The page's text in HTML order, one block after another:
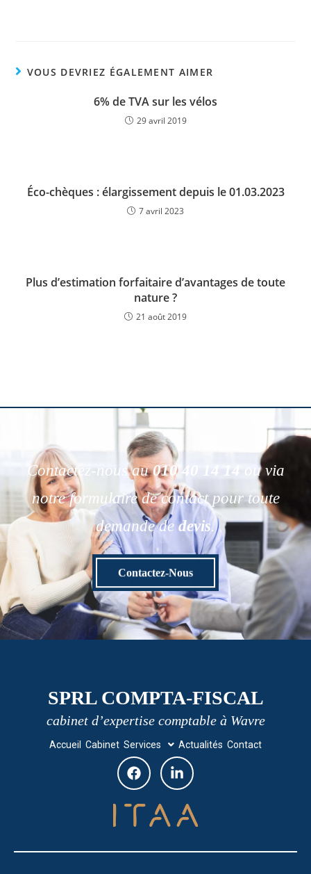
VOUS DEVRIEZ ÉGALEMENT AIMER
6% de TVA sur les vélos
29 avril 2019
Éco-chèques : élargissement depuis le 01.03.2023
7 avril 2023
Plus d’estimation forfaitaire d’avantages de toute
nature ?
21 août 2019
Contactez-nous au010 40 14 14
ou via
notre formulaire de contact pour toute
demande de devis.
Contactez-Nous
SPRL COMPTA-FISCAL
cabinet d’expertise comptable à Wavre
Accueil Cabinet Services Actualités Contact